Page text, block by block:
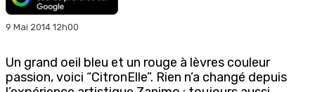
9 Mai 2014 12h00
Un grand oeil bleu et un rouge à lèvres couleur
passion, voici “CitronElle”. Rien n’a changé depuis